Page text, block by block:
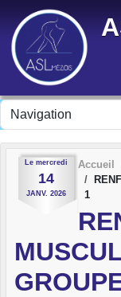
Le mercredi
14
JANV. 2026
Accueil
1
Panneau de gestion